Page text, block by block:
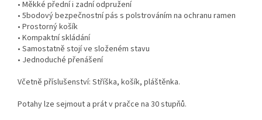
• Měkké přední i zadní odpružení
• 5bodový bezpečnostní pás s polstrováním na ochranu ramen
• Prostorný košík
• Kompaktní skládání
• Samostatně stojí ve složeném stavu
• Jednoduché přenášení
Včetně příslušenství: Stříška, košík, pláštěnka.
Potahy lze sejmout a prát v pračce na 30 stupňů.